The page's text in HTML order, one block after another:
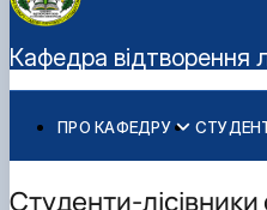
Кафедра відтворення
ПРО КАФЕДРУ
Історія кафедри
Освітня діяльність
Науково-інноваційна
Дорадчо-
Студенти-